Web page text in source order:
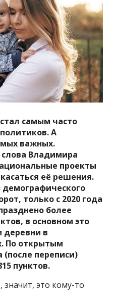
самым часто
А
важных.
Владимира
проекты
её решения.
только с 2020 года
более
в основном это
деревни в
По открытым
(после переписи)
пунктов.
это кому-то